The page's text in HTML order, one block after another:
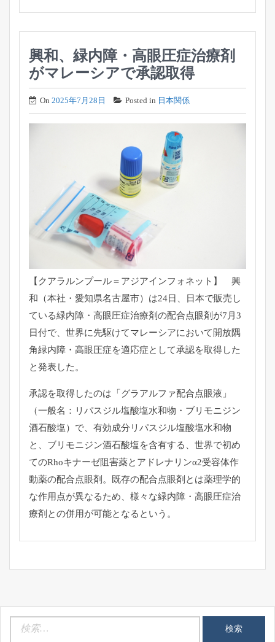
興和、緑内障・高眼圧症治療剤
がマレーシアで承認取得
On 2025年7月28日 Posted in 日本関係
【クアラルンプール＝アジアインフォネット】 興
和（本社・愛知県名古屋市）は24日、
日本で販売し
ている緑内障・ 高眼圧症治療剤の配合点眼剤が7月3
日付で、 世界に先駆けてマレーシアにおいて開放隅
角緑内障・ 高眼圧症を適応症として承認を取得した
と発表した。
承認を取得したのは「グラアルファ配合点眼液」
（一般名： リパスジル塩酸塩水和物・ブリモニジン
酒石酸塩）で、 有効成分リパスジル塩酸塩水和物
と、 ブリモニジン酒石酸塩を含有する、 世界で初め
てのRhoキナーゼ阻害薬とアドレナリンα2受容体作
動薬の配合点眼剤。 既存の配合点眼剤とは薬理学的
な作用点が異なるため、 様々な緑内障・高眼圧症治
療剤との併用が可能となるという。